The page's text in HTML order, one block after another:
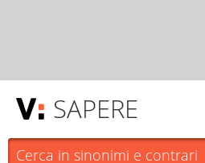
SAPERE